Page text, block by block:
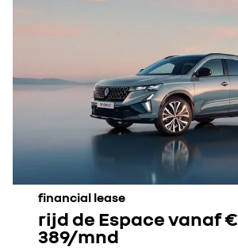
financial lease
rijd de Espace vanaf €
389/mnd